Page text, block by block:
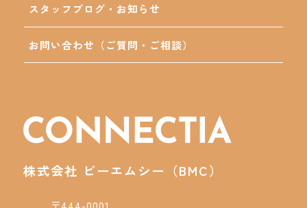
株式会社 ビーエムシー（BMC）
〒444-0001
スタッフブログ・お知らせ
お問い合わせ（ご質問・ご相談）